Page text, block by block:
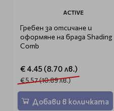
ACTIVE
Гребен за отсичане и
оформяне на брада Shading
Comb
€ 4.45 (8.70 лв.)
€ 5.57 (10.89 лв.)
Добави в количката